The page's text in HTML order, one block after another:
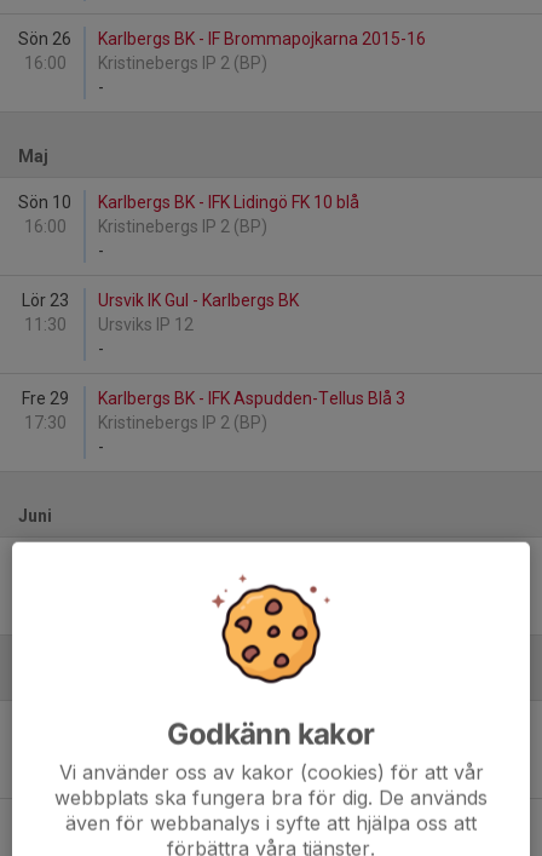
Sön 26
16:00
Karlbergs BK - IF Brommapojkarna 2015-16
Kristinebergs IP 2 (BP)
-
Maj
Sön 10
16:00
Karlbergs BK - IFK Lidingö FK 10 blå
Kristinebergs IP 2 (BP)
-
Lör 23
11:30
Ursvik IK Gul - Karlbergs BK
Ursviks IP 12
-
Fre 29
17:30
Karlbergs BK - IFK Aspudden-Tellus Blå 3
Kristinebergs IP 2 (BP)
-
Juni
Kryssarvallen 11
Karlbergs BK - Ängby IF Grön 1
Kristinebergs IP 2 (BP)
-
Lör 29
IFK Lidingö FK 8 - Karlbergs BK
Godkänn kakor
Vi använder oss av kakor (cookies) för att vår
webbplats ska fungera bra för dig. De används
även för webbanalys i syfte att hjälpa oss att
förbättra våra tjänster.